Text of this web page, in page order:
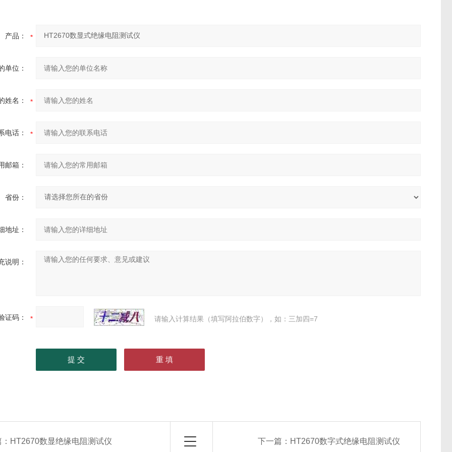
产品：
单位：
姓名：
电话：
邮箱：
省份：
地址：
说明：
证码： 请输入计算结果（填写阿拉伯数字），如：三加四=7
HT2670数显绝缘电阻测试仪 下一篇： HT2670数字式绝缘电阻测试仪